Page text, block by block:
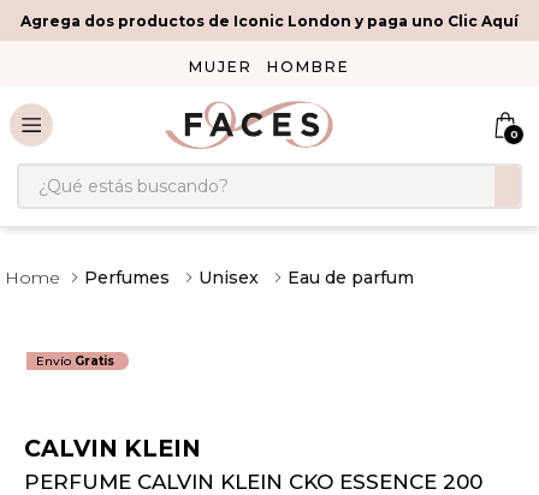
Agrega dos productos de Iconic London y paga uno Clic Aquí
MUJER HOMBRE
0
¿Qué estás buscando?
Perfumes Unisex Eau de parfum
Envío Gratis
CALVIN KLEIN
PERFUME CALVIN KLEIN CKO ESSENCE 200